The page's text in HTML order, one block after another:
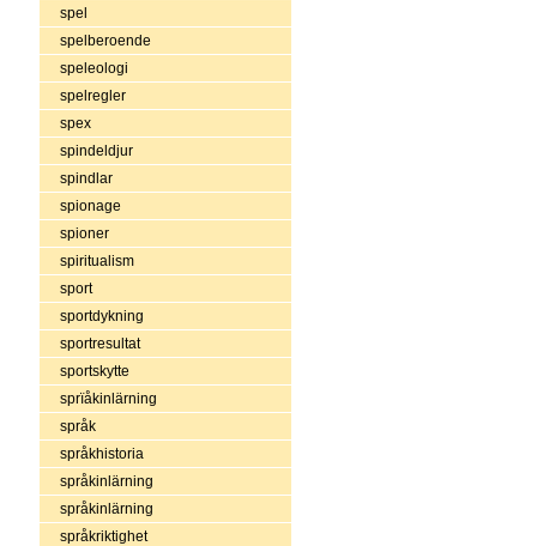
spel
spelberoende
speleologi
spelregler
spex
spindeldjur
spindlar
spionage
spioner
spiritualism
sport
sportdykning
sportresultat
sportskytte
sprïåkinlärning
språk
språkhistoria
språkinlärning
språkinlärning
språkriktighet